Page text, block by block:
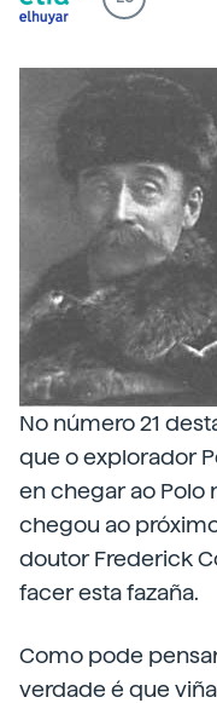
No número 21
que o explorador
en chegar ao Polo
chegou ao
doutor Frederick
facer esta fazaña.
Como pode
verdade é que